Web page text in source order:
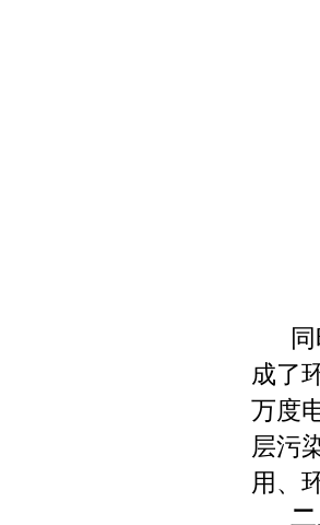
成了
万度
层污
用、
二